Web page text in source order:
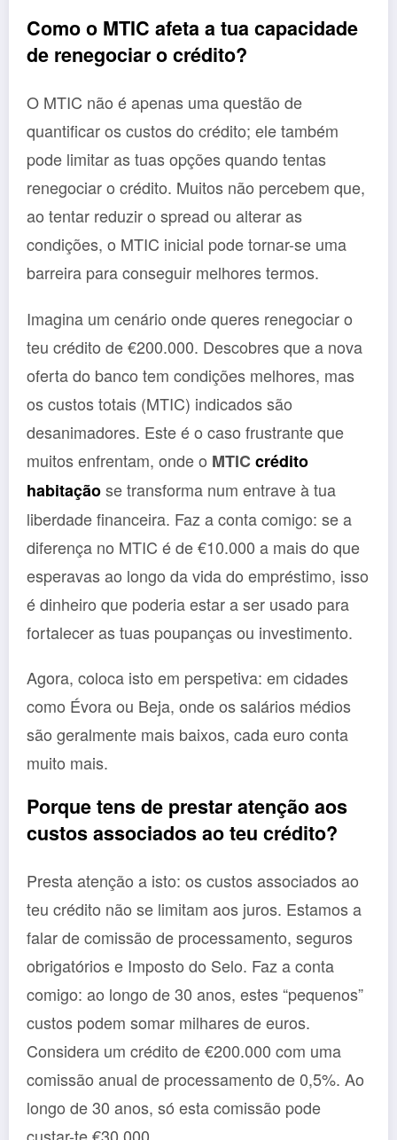
Como o MTIC afeta a tua capacidade
de renegociar o crédito?
O MTIC não é apenas uma questão de
quantificar os custos do crédito; ele também
pode limitar as tuas opções quando tentas
renegociar o crédito. Muitos não percebem que,
ao tentar reduzir o spread ou alterar as
condições, o MTIC inicial pode tornar-se uma
barreira para conseguir melhores termos.
Imagina um cenário onde queres renegociar o
teu crédito de €200.000. Descobres que a nova
oferta do banco tem condições melhores, mas
os custos totais (MTIC) indicados são
desanimadores. Este é o caso frustrante que
muitos enfrentam, onde o MTICcrédito
habitaçãose transforma num entrave à tua
liberdade financeira. Faz a conta comigo: se a
diferença no MTIC é de €10.000 a mais do que
esperavas ao longo da vida do empréstimo, isso
é dinheiro que poderia estar a ser usado para
fortalecer as tuas poupanças ou investimento.
Agora, coloca isto em perspetiva: em cidades
como Évora ou Beja, onde os salários médios
são geralmente mais baixos, cada euro conta
muito mais.
Porque tens de prestar atenção aos
custos associados ao teu crédito?
Presta atenção a isto: os custos associados ao
teu crédito não se limitam aos juros. Estamos a
falar de comissão de processamento, seguros
obrigatórios e Imposto do Selo. Faz a conta
comigo: ao longo de 30 anos, estes “pequenos”
custos podem somar milhares de euros.
Considera um crédito de €200.000 com uma
comissão anual de processamento de 0,5%. Ao
longo de 30 anos, só esta comissão pode